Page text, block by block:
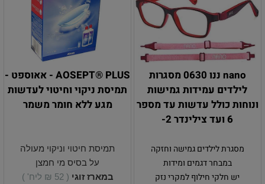
nano ננו 0630 מסגרות
לילדים עמידות גמישות
ונוחות כולל עדשות עד מספר
6 ועד צילינדר 2-
מסגרת לילדים גמישה וחזקה
במבחר דגמים ומידות
יש חלקי חילוף למקרי נזק
AOSEPT® PLUS - אאוספט -
תמיסת ניקוי וחיטוי לעדשות
מגע ללא חומר משמר
תמיסת חיטוי וניקוי מעולה
על בסיס מי חמצן
במארז זוגי ( 52 ₪ ליח' )